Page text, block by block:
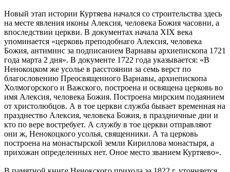
Новый этап истории Куртяева начался со строительства здесь
на месте явления иконы Алексия, человека Божия часовни, а
впоследствии церкви. В документах начала XIX века
упоминается «церковь преподобнаго Алексия, человека
Божия, антиминс за подписанием Варнавы архиепископа 1721
года марта 2 дня». В документе 1722 года указывается: «В
Ненокоцком же усолье в расстоянии за семь верст по
благословению Преосвященного Варнавы, архиепископа
Холмогорского и Важского, построена и освящена церковь во
имя Алексия, человека Божия. Построена мирским подаянием
от христолюбцов. А в тое церкви служба бывает временная на
празднество Алексия, человека Божия, в праздничные дни и
кто по вере востребует. А службу в тое церкви отправляют
они ж, Ненокоцкого усолья, священники. А та церковь
построена на монастырской земли Кириллова монастыря, а
прихожан определенных нет. Оное место званием Куртяево».